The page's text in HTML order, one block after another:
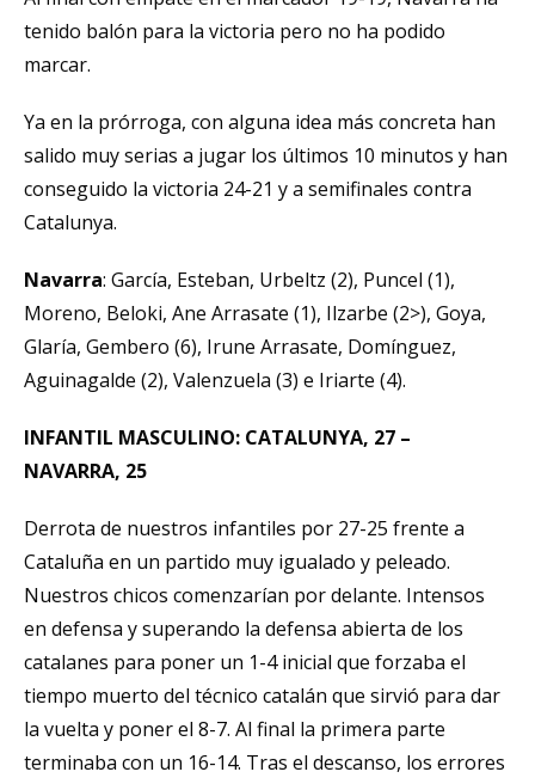
tenido balón para la victoria pero no ha podido
marcar.
Ya en la prórroga, con alguna idea más concreta han
salido muy serias a jugar los últimos 10 minutos y han
conseguido la victoria 24-21 y a semifinales contra
Catalunya.
Navarra: García, Esteban, Urbeltz (2), Puncel (1),
Moreno, Beloki, Ane Arrasate (1), Ilzarbe (2>), Goya,
Glaría, Gembero (6), Irune Arrasate, Domínguez,
Aguinagalde (2), Valenzuela (3) e Iriarte (4).
INFANTIL MASCULINO: CATALUNYA, 27 –
NAVARRA, 25
Derrota de nuestros infantiles por 27-25 frente a
Cataluña en un partido muy igualado y peleado.
Nuestros chicos comenzarían por delante. Intensos
en defensa y superando la defensa abierta de los
catalanes para poner un 1-4 inicial que forzaba el
tiempo muerto del técnico catalán que sirvió para dar
la vuelta y poner el 8-7. Al final la primera parte
terminaba con un 16-14. Tras el descanso, los errores